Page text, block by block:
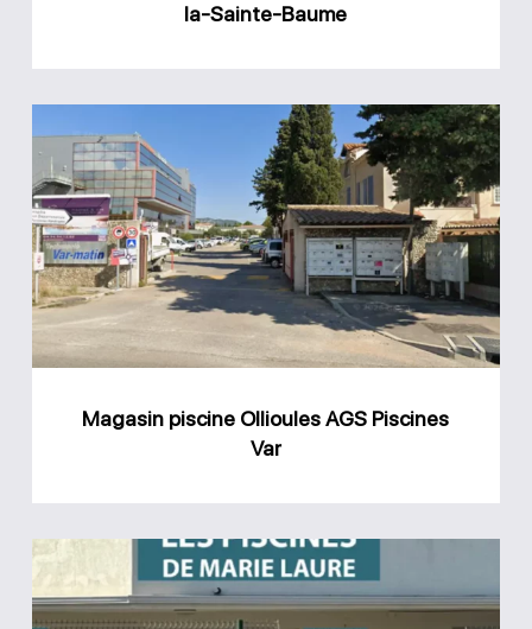
la-Sainte-Baume
Magasin
piscine
Ollioules
AGS
Piscines
Var
Magasin piscine Ollioules AGS Piscines
Var
Magasin
Les